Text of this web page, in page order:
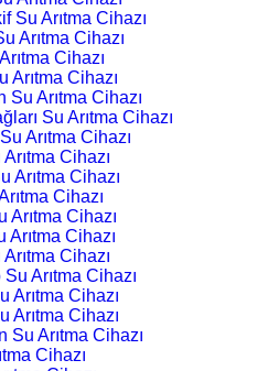
Su Arıtma Cihazı
Arıtma Cihazı
Cihazı
Arıtma Cihazı
Su Arıtma Cihazı
Su Arıtma Cihazı
Arıtma Cihazı
Cihazı
Arıtma Cihazı
Cihazı
Arıtma Cihazı
Arıtma Cihazı
Cihazı
Su Arıtma Cihazı
Arıtma Cihazı
Arıtma Cihazı
Su Arıtma Cihazı
Cihazı